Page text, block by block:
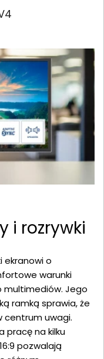
i rozrywki
ekranowi o
warunki
multimediów. Jego
ramką sprawia, że
centrum uwagi.
pracę na kilku
pozwalają